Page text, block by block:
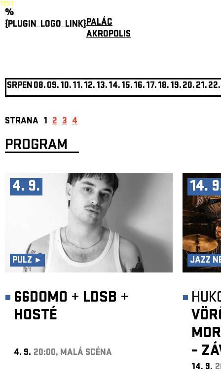
TEST
%
{PLUGIN_LOGO_LINK}PALÁC
AKROPOLIS
SRPEN08.09.10.11.12.13.14.15.16.17.18.19.20.21.22.
STRANA 1 2 3 4
PROGRAM
4. 9.
PULZ ►
66DOMO + LDSB +
HOSTÉ
4. 9. 20:00, MALÁ SCÉNA
14.
JAZZ
–
14. 9.